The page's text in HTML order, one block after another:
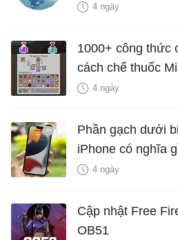
4 ngày
1000+ công thức
cách chế thuốc
4 ngày
Phần gạch dưới
iPhone có nghĩa
hiểm?
4 ngày
Cập nhật Free
OB51